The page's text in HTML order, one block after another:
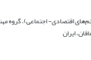
اقتصادی- اجتماعی)، گروه
ایران